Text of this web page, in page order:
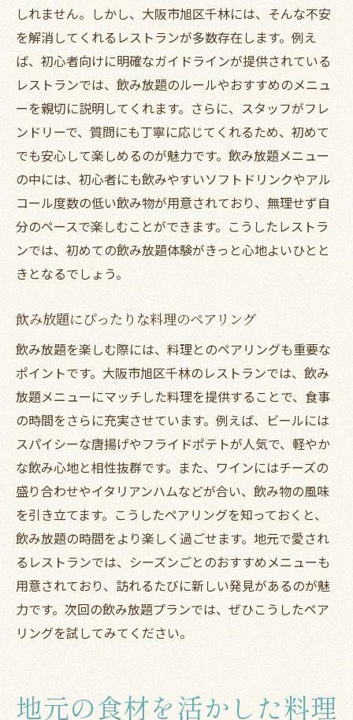
訪問者に人気のフレンドリーなサービス
リピーター続出の理由とは
訪れた人々の心に残る思い出作り
歓迎される気持ちを感じるレストラン
しれません。しかし、大阪市旭区千林には、そんな不安
を解消してくれるレストランが多数存在します。例え
ば、初心者向けに明確なガイドラインが提供されている
レストランでは、飲み放題のルールやおすすめのメニュ
ーを親切に説明してくれます。さらに、スタッフがフレ
ンドリーで、質問にも丁寧に応じてくれるため、初めて
でも安心して楽しめるのが魅力です。飲み放題メニュー
の中には、初心者にも飲みやすいソフトドリンクやアル
コール度数の低い飲み物が用意されており、無理せず自
分のペースで楽しむことができます。こうしたレストラ
ンでは、初めての飲み放題体験がきっと心地よいひとと
きとなるでしょう。
飲み放題にぴったりな料理のペアリング
飲み放題を楽しむ際には、料理とのペアリングも重要な
ポイントです。大阪市旭区千林のレストランでは、飲み
放題メニューにマッチした料理を提供することで、食事
の時間をさらに充実させています。例えば、ビールには
スパイシーな唐揚げやフライドポテトが人気で、軽やか
な飲み心地と相性抜群です。また、ワインにはチーズの
盛り合わせやイタリアンハムなどが合い、飲み物の風味
を引き立てます。こうしたペアリングを知っておくと、
飲み放題の時間をより楽しく過ごせます。地元で愛され
るレストランでは、シーズンごとのおすすめメニューも
用意されており、訪れるたびに新しい発見があるのが魅
力です。次回の飲み放題プランでは、ぜひこうしたペア
リングを試してみてください。
地元の食材を活かした料理